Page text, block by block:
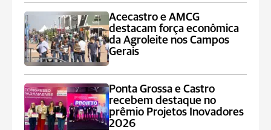
Acecastro e AMCG
destacam força econômica
da Agroleite nos Campos
Gerais
Ponta Grossa e Castro
recebem destaque no
prêmio Projetos Inovadores
2026